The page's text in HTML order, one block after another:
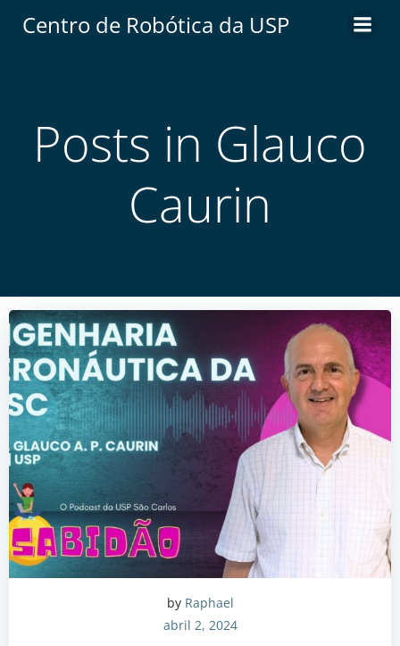
Centro de Robótica da USP
Posts in Glauco
Caurin
by Raphael
abril 2, 2024